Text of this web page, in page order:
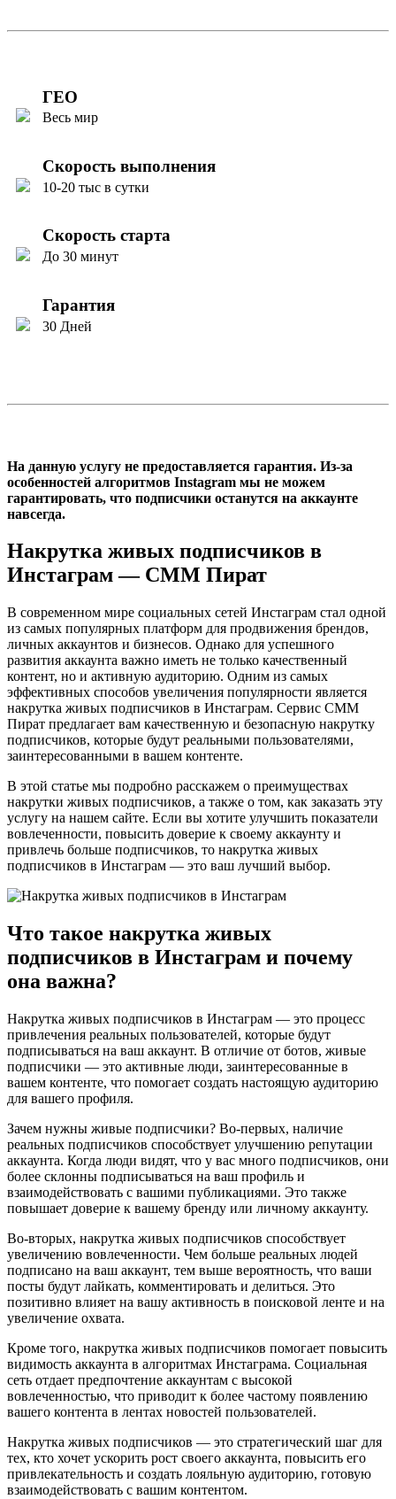
ГЕО
Весь мир
Скорость выполнения
10-20 тыс в сутки
Скорость старта
До 30 минут
Гарантия
30 Дней
На данную услугу не предоставляется гарантия. Из-за
особенностей алгоритмов Instagram мы не можем
гарантировать, что подписчики останутся на аккаунте
навсегда.
Накрутка живых подписчиков в
Инстаграм — СММ Пират
В современном мире социальных сетей Инстаграм стал одной
из самых популярных платформ для продвижения брендов,
личных аккаунтов и бизнесов. Однако для успешного
развития аккаунта важно иметь не только качественный
контент, но и активную аудиторию. Одним из самых
эффективных способов увеличения популярности является
накрутка живых подписчиков в Инстаграм. Сервис СММ
Пират предлагает вам качественную и безопасную накрутку
подписчиков, которые будут реальными пользователями,
заинтересованными в вашем контенте.
В этой статье мы подробно расскажем о преимуществах
накрутки живых подписчиков, а также о том, как заказать эту
услугу на нашем сайте. Если вы хотите улучшить показатели
вовлеченности, повысить доверие к своему аккаунту и
привлечь больше подписчиков, то накрутка живых
подписчиков в Инстаграм — это ваш лучший выбор.
Что такое накрутка живых
подписчиков в Инстаграм и почему
она важна?
Накрутка живых подписчиков в Инстаграм — это процесс
привлечения реальных пользователей, которые будут
подписываться на ваш аккаунт. В отличие от ботов, живые
подписчики — это активные люди, заинтересованные в
вашем контенте, что помогает создать настоящую аудиторию
для вашего профиля.
Зачем нужны живые подписчики? Во-первых, наличие
реальных подписчиков способствует улучшению репутации
аккаунта. Когда люди видят, что у вас много подписчиков, они
более склонны подписываться на ваш профиль и
взаимодействовать с вашими публикациями. Это также
повышает доверие к вашему бренду или личному аккаунту.
Во-вторых, накрутка живых подписчиков способствует
увеличению вовлеченности. Чем больше реальных людей
подписано на ваш аккаунт, тем выше вероятность, что ваши
посты будут лайкать, комментировать и делиться. Это
позитивно влияет на вашу активность в поисковой ленте и на
увеличение охвата.
Кроме того, накрутка живых подписчиков помогает повысить
видимость аккаунта в алгоритмах Инстаграма. Социальная
сеть отдает предпочтение аккаунтам с высокой
вовлеченностью, что приводит к более частому появлению
вашего контента в лентах новостей пользователей.
Накрутка живых подписчиков — это стратегический шаг для
тех, кто хочет ускорить рост своего аккаунта, повысить его
привлекательность и создать лояльную аудиторию, готовую
взаимодействовать с вашим контентом.